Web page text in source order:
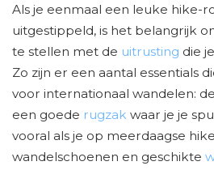
Als je eenmaal een leuke hike-
uitgestippeld, is het belangrijk
te stellen met de uitrusting die
Zo zijn er een aantal essentials
voor internationaal wandelen:
een goede rugzak waar je je
vooral als je op meerdaagse
wandelschoenen en geschikte